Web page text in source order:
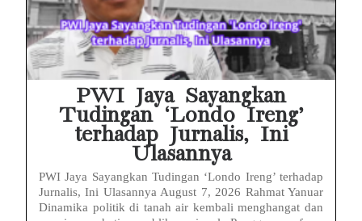
PWI Jaya Sayangkan
Tudingan ‘Londo Ireng’
terhadap Jurnalis, Ini
Ulasannya
PWI Jaya Sayangkan Tudingan ‘Londo Ireng’ terhadap
Jurnalis, Ini Ulasannya August 7, 2026 Rahmat Yanuar
Dinamika politik di tanah air kembali menghangat dan